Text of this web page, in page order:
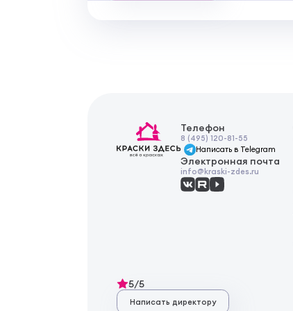
Телефон
8 (495) 120-81-55
Написать в Telegram
Электронная почта
info@kraski-zdes.ru
5/5
Написать директору